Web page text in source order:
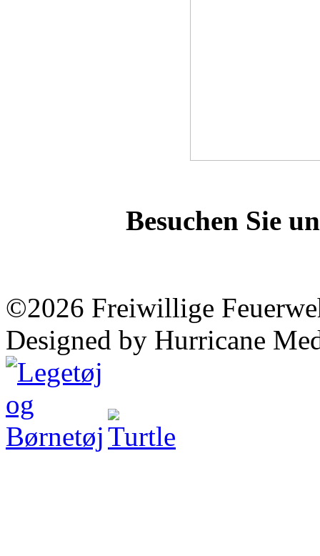
Besuchen Sie
©2026 Freiwillige
Designed by Hurricane